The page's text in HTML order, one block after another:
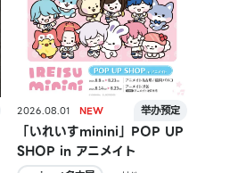
2026.08.01
「いれいすminini」POP UP
SHOP in アニメイト